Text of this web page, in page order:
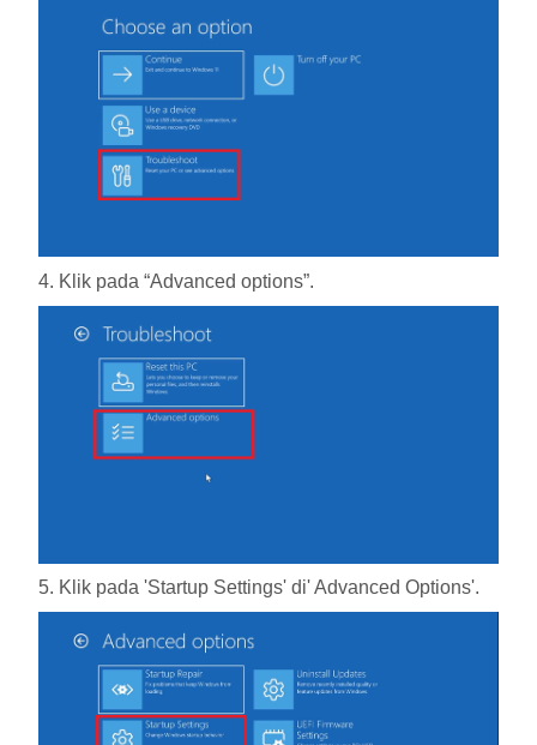
4. Klik pada “Advanced options”.
5. Klik pada 'Startup Settings' di' Advanced Options'.